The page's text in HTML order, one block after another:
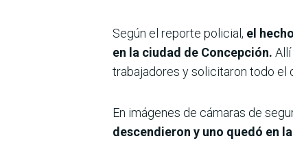
Según el reporte policial, el
en la ciudad de Concepción.
trabajadores y solicitaron todo el
En imágenes de cámaras de
descendieron y uno quedó en